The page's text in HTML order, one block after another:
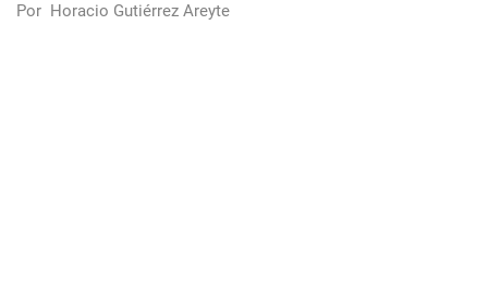
Por Horacio Gutiérrez Areyte